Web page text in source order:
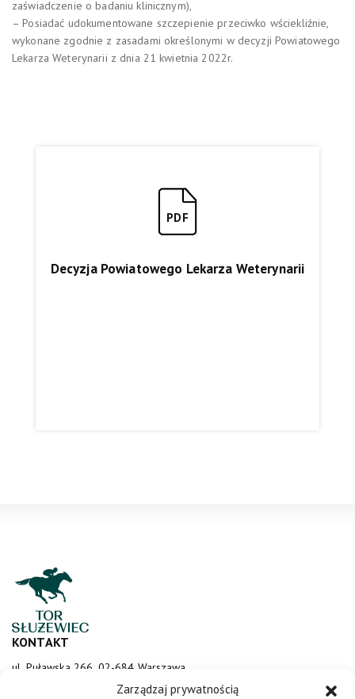
Zarządzaj prywatnością
zaświadczenie o badaniu klinicznym),
– Posiadać udokumentowane szczepienie przeciwko wściekliźnie,
wykonane zgodnie z zasadami określonymi w decyzji Powiatowego
Lekarza Weterynarii z dnia 21 kwietnia 2022r.
PDF
Decyzja Powiatowego Lekarza Weterynarii
KONTAKT
ul. Puławska 266, 02-684 Warszawa
sluzewiec@totalizator.pl